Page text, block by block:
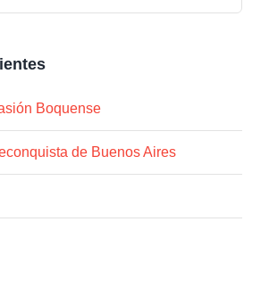
Boquense
de Buenos Aires